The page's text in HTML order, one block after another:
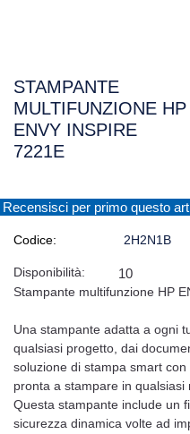
STAMPANTE
MULTIFUNZIONE HP
ENVY INSPIRE
7221E
Recensisci per primo questo
Codice: 2H2N1B
Disponibilità: 10
Stampante multifunzione HP
Una stampante adatta a ogni
qualsiasi progetto, dai
soluzione di stampa smart
pronta a stampare in
Questa stampante include un
sicurezza dinamica volte ad